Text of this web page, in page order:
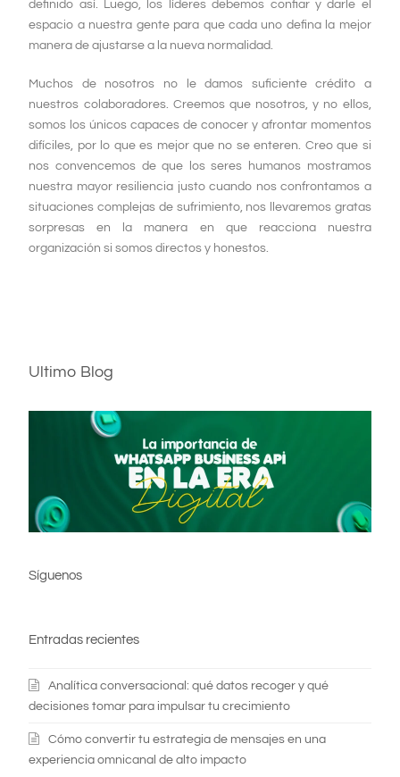
definido así. Luego, los líderes debemos confiar y darle el
espacio a nuestra gente para que cada uno defina la mejor
manera de ajustarse a la nueva normalidad.
Muchos de nosotros no le damos suficiente crédito a
nuestros colaboradores. Creemos que nosotros, y no ellos,
somos los únicos capaces de conocer y afrontar momentos
difíciles, por lo que es mejor que no se enteren. Creo que si
nos convencemos de que los seres humanos mostramos
nuestra mayor resiliencia justo cuando nos confrontamos a
situaciones complejas de sufrimiento, nos llevaremos gratas
sorpresas en la manera en que reacciona nuestra
organización si somos directos y honestos.
Ultimo Blog
Síguenos
Entradas recientes
Analítica conversacional: qué datos recoger y qué
decisiones tomar para impulsar tu crecimiento
Cómo convertir tu estrategia de mensajes en una
experiencia omnicanal de alto impacto